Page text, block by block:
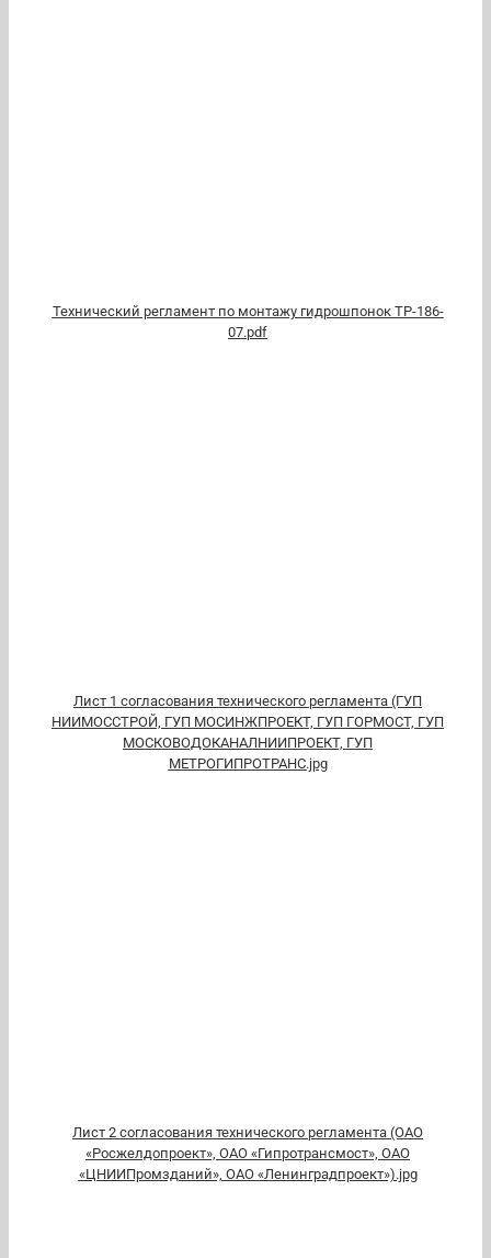
Технический регламент по монтажу гидрошпонок ТР-186-
07.pdf
Лист 1 согласования технического регламента (ГУП
НИИМОССТРОЙ, ГУП МОСИНЖПРОЕКТ, ГУП ГОРМОСТ, ГУП
МОСКОВОДОКАНАЛНИИПРОЕКТ, ГУП
МЕТРОГИПРОТРАНС.jpg
Лист 2 согласования технического регламента (ОАО
«Росжелдопроект», ОАО «Гипротрансмост», ОАО
«ЦНИИПромзданий», ОАО «Ленинградпроект»).jpg